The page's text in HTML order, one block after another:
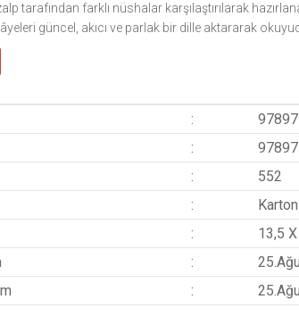
tarafından farklı nüshalar karşılaştırılarak
güncel, akıcı ve parlak bir dille aktararak
:
:
:
552
:
Karton
:
13,5
:
: